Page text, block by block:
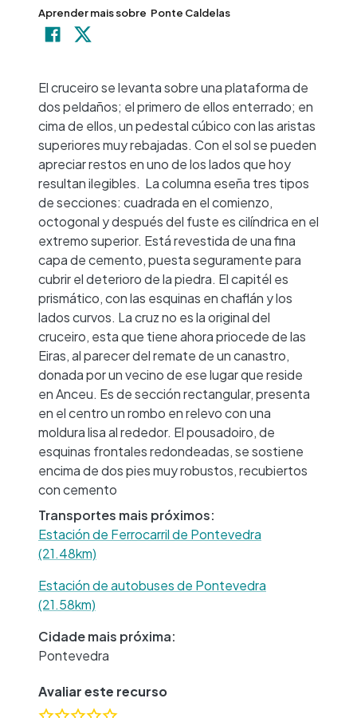
Aprender mais sobre Ponte Caldelas
El cruceiro se levanta sobre una plataforma de
dos peldaños; el primero de ellos enterrado; en
cima de ellos, un pedestal cúbico con las aristas
superiores muy rebajadas. Con el sol se pueden
apreciar restos en uno de los lados que hoy
resultan ilegibles. La columna eseña tres tipos
de secciones: cuadrada en el comienzo,
octogonal y después del fuste es cilíndrica en el
extremo superior. Está revestida de una fina
capa de cemento, puesta seguramente para
cubrir el deterioro de la piedra. El capitél es
prismático, con las esquinas en chaflán y los
lados curvos. La cruz no es la original del
cruceiro, esta que tiene ahora priocede de las
Eiras, al parecer del remate de un canastro,
donada por un vecino de ese lugar que reside
en Anceu. Es de sección rectangular, presenta
en el centro un rombo en relevo con una
moldura lisa al rededor. El pousadoiro, de
esquinas frontales redondeadas, se sostiene
encima de dos pies muy robustos, recubiertos
con cemento
Transportes mais próximos:
Estación de Ferrocarril de Pontevedra
(21.48km)
Estación de autobuses de Pontevedra
(21.58km)
Cidade mais próxima:
Pontevedra
Avaliar este recurso